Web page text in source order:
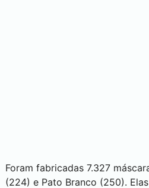
Foram fabricadas 7.327
(224) e Pato Branco (250).